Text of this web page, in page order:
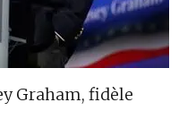
Graham, fidèle